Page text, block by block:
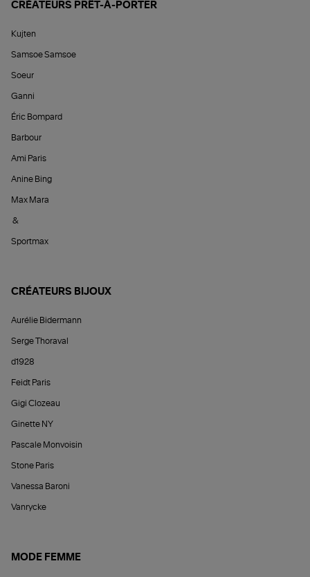
CRÉATEURS PRÊT-À-PORTER
Kujten
Samsoe Samsoe
Soeur
Ganni
Éric Bompard
Barbour
Ami Paris
Anine Bing
Max Mara
&
Sportmax
CRÉATEURS BIJOUX
Aurélie Bidermann
Serge Thoraval
d1928
Feidt Paris
Gigi Clozeau
Ginette NY
Pascale Monvoisin
Stone Paris
Vanessa Baroni
Vanrycke
MODE FEMME